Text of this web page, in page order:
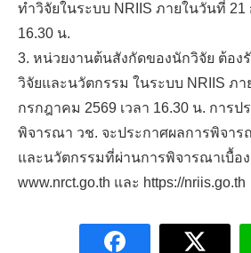
ทำวิจัยในระบบ NRIIS ภายในวันที่ 21
16.30 น.
3. หน่วยงานต้นสังกัดของนักวิจัย ต้อง
วิจัยและนวัตกรรม ในระบบ NRIIS ภ
กรกฎาคม 2569 เวลา 16.30 น. การป
พิจารณา วช. จะประกาศผลการพิจาร
และนวัตกรรมที่ผ่านการพิจารณาเบื้อ
www.nrct.go.th และ https://nriis.go.th